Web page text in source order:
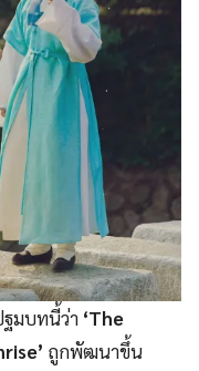
มบทนี้ว่า ‘The
ถูกพัฒนาขึ้น